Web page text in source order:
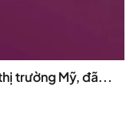
trường Mỹ, đã...